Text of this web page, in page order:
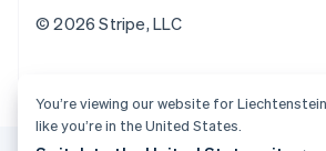
© 2026 Stripe, LLC
You’re viewing our website for
like you’re in the United States.